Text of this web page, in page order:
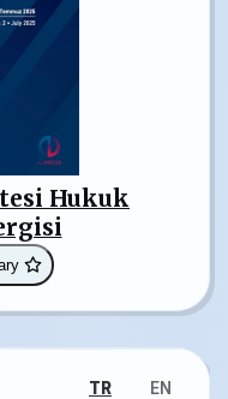
Hukuk
TR EN